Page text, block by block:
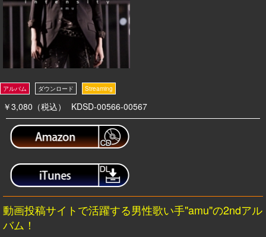
￥3,080（税込） KDSD-00566-00567
動画投稿サイトで活躍する男性歌い手"amu"の2ndアル
バム！